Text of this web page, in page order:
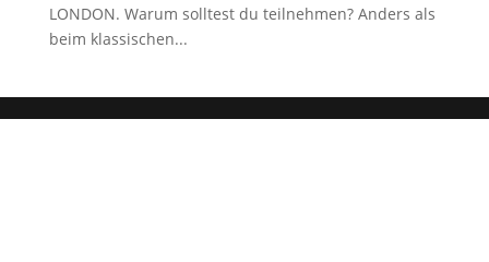
LONDON. Warum solltest du teilnehmen? Anders als
beim klassischen...